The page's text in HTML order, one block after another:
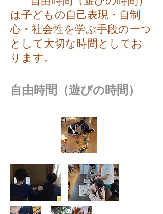
は子どもの自己表現・自制
心・社会性を学ぶ手段の一つ
として大切な時間としてお
ります。
自由時間（遊びの時間）